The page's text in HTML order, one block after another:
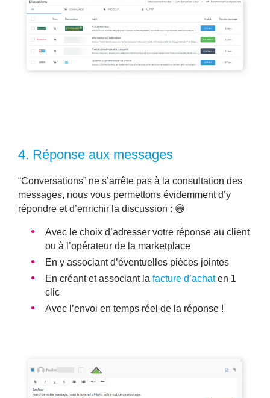
4. Réponse aux messages
“Conversations” ne s’arrête pas à la consultation des
messages, nous vous permettons évidemment d’y
répondre et d’enrichir la discussion : 😅
Avec le choix d’adresser votre réponse au client
ou à l’opérateur de la marketplace
En y associant d’éventuelles pièces jointes
En créant et associant la facture d’achaten 1
clic
Avec l’envoi en temps réel de la réponse !